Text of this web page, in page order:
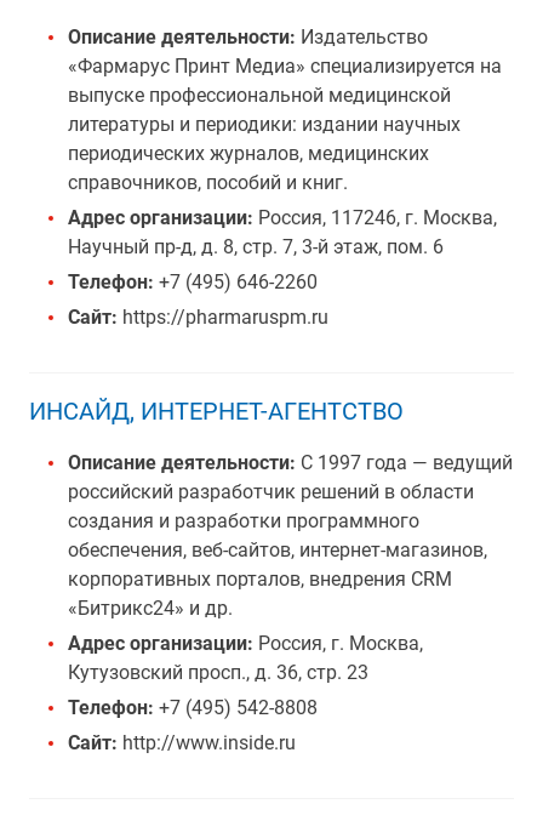
Описание деятельности: Издательство
«Фармарус Принт Медиа» специализируется на
выпуске профессиональной медицинской
литературы и периодики: издании научных
периодических журналов, медицинских
справочников, пособий и книг.
Адрес организации: Россия, 117246, г. Москва,
Научный пр-д, д. 8, стр. 7, 3-й этаж, пом. 6
Телефон: +7 (495) 646-2260
Сайт: https://pharmaruspm.ru
ИНСАЙД, ИНТЕРНЕТ-АГЕНТСТВО
Описание деятельности: С 1997 года — ведущий
российский разработчик решений в области
создания и разработки программного
обеспечения, веб-сайтов, интернет-магазинов,
корпоративных порталов, внедрения CRM
«Битрикс24» и др.
Адрес организации: Россия, г. Москва,
Кутузовский просп., д. 36, стр. 23
Телефон: +7 (495) 542-8808
Сайт: http://www.inside.ru